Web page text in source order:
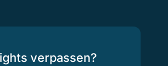
verpassen?